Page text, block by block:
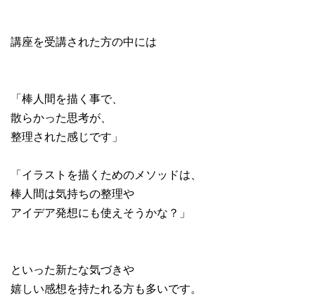
講座を受講された方の中には
「棒人間を描く事で、
散らかった思考が、
整理された感じです」
「イラストを描くためのメソッドは、
棒人間は気持ちの整理や
アイデア発想にも使えそうかな？」
といった新たな気づきや
嬉しい感想を持たれる方も多いです。